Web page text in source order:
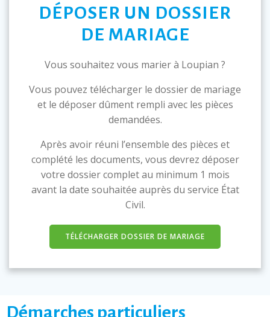
DÉPOSER UN DOSSIER
DE MARIAGE
Vous souhaitez vous marier à Loupian ?
Vous pouvez télécharger le dossier de mariage
et le déposer dûment rempli avec les pièces
demandées.
Après avoir réuni l’ensemble des pièces et
complété les documents, vous devrez déposer
votre dossier complet au minimum 1 mois
avant la date souhaitée auprès du service État
Civil.
TÉLÉCHARGER DOSSIER DE MARIAGE
Démarches particuliers